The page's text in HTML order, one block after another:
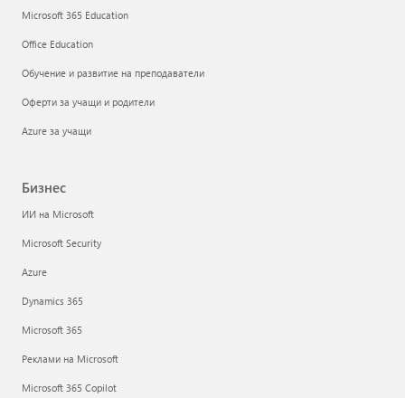
Microsoft 365 Education
Office Education
Обучение и развитие на преподаватели
Оферти за учащи и родители
Azure за учащи
Бизнес
ИИ на Microsoft
Microsoft Security
Azure
Dynamics 365
Microsoft 365
Реклами на Microsoft
Microsoft 365 Copilot